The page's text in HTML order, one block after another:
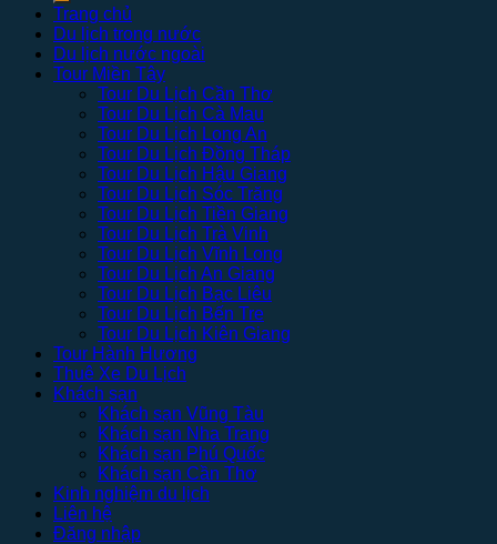
Trang chủ
Du lịch trong nước
Du lịch nước ngoài
Tour Miền Tây
Tour Du Lịch Cần Thơ
Tour Du Lịch Cà Mau
Tour Du Lịch Long An
Tour Du Lịch Đồng Tháp
Tour Du Lịch Hậu Giang
Tour Du Lịch Sóc Trăng
Tour Du Lịch Tiền Giang
Tour Du Lịch Trà Vinh
Tour Du Lịch Vĩnh Long
Tour Du Lịch An Giang
Tour Du Lịch Bạc Liêu
Tour Du Lịch Bến Tre
Tour Du Lịch Kiên Giang
Tour Hành Hương
Thuê Xe Du Lịch
Khách sạn
Khách sạn Vũng Tàu
Khách sạn Nha Trang
Khách sạn Phú Quốc
Khách sạn Cần Thơ
Kinh nghiệm du lịch
Liên hệ
Đăng nhập